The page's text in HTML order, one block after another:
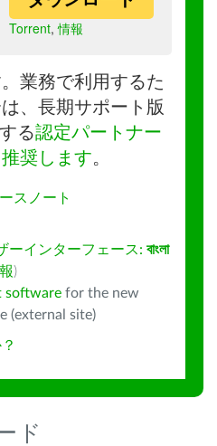
Torrent,情報
業務で利用するた
、長期サポート版
る認定パートナー
奨します。
スノート
ーインターフェース: বাংলা
)
software for the new
(external site)
ド